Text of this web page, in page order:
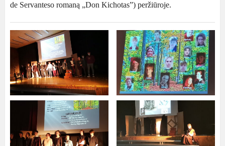
de Servanteso romaną „Don Kichotas”) peržiūroje.